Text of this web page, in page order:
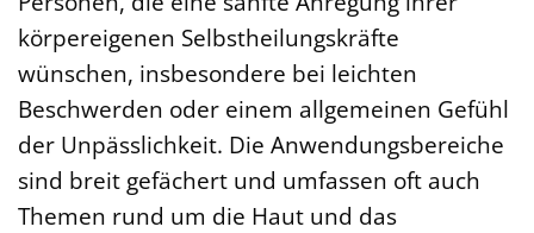
körpereigenen Selbstheilungskräfte
wünschen, insbesondere bei leichten
Beschwerden oder einem allgemeinen Gefühl
der Unpässlichkeit. Die Anwendungsbereiche
sind breit gefächert und umfassen oft auch
Themen rund um die Haut und das